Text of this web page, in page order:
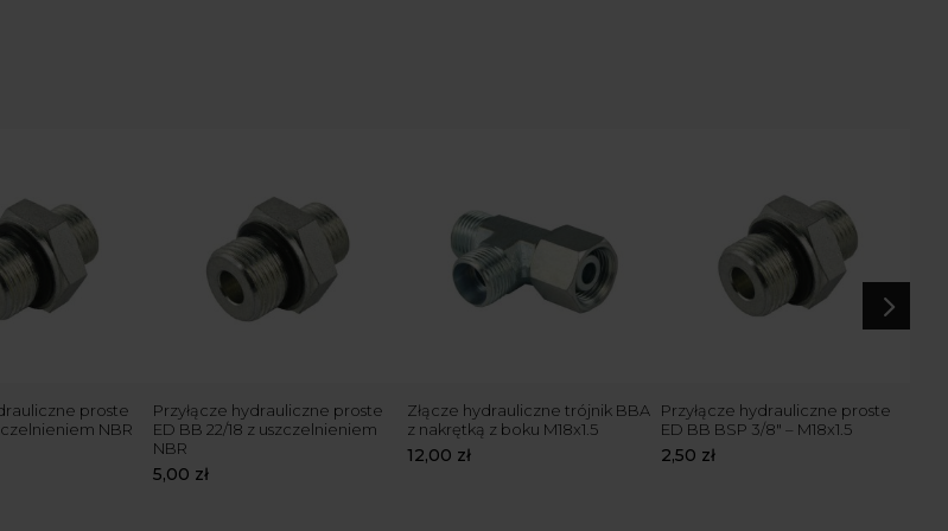
proste
NBR
Przyłącze hydrauliczne proste
ED BB 22/18 z uszczelnieniem
NBR
5,00 zł
Złącze hydrauliczne trójnik BBA
z nakrętką z boku M18x1.5
12,00 zł
Przyłącze hydrauliczne proste
ED BB BSP 3/8″ – M18x1.5
2,50 zł
5